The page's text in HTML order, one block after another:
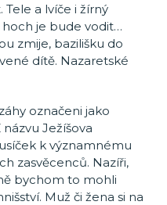
a lvíče i žírný
je bude vodit…
zmije, bazilišku do
dítě. Nazaretské
označeni jako
názvu Ježíšova
k významnému
zasvěcenců. Nazíři,
bychom to mohli
Muž či žena si na